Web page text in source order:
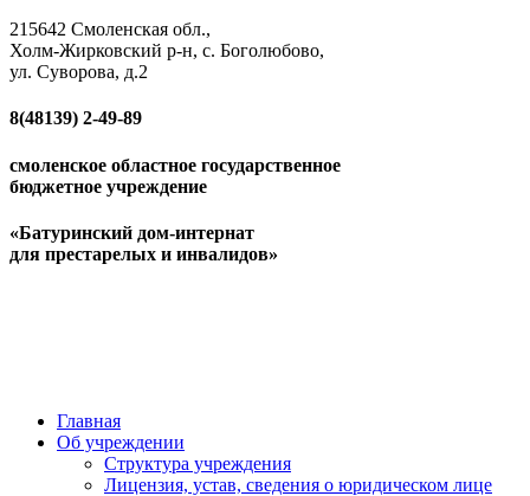
215642 Смоленская обл.,
Холм-Жирковский р-н, с. Боголюбово,
ул. Суворова, д.2
8(48139) 2-49-89
смоленское областное государственное
бюджетное учреждение
«Батуринский дом-интернат
для престарелых и инвалидов»
Главная
Об учреждении
Структура учреждения
Лицензия, устав, сведения о юридическом лице